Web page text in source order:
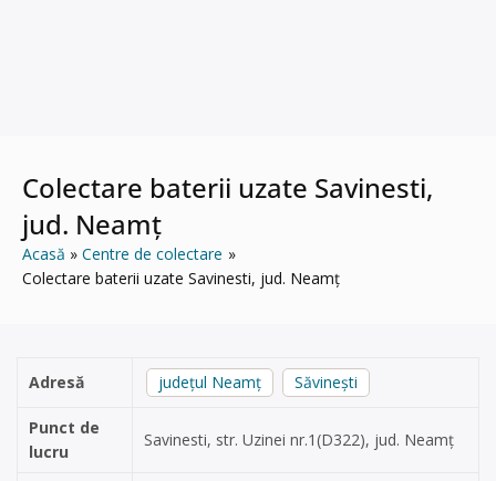
Colectare baterii uzate Savinesti,
jud. Neamț
Acasă
Centre de colectare
Colectare baterii uzate Savinesti, jud. Neamț
Adresă județul Neamț Săvinești
Punct de
lucru
Savinesti, str. Uzinei nr.1(D322), jud. Neamț